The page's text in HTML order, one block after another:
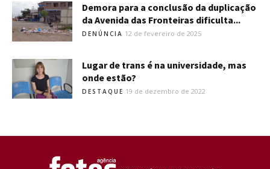
Demora para a conclusão da duplicação
da Avenida das Fronteiras dificulta...
DENÚNCIA 12 de fevereiro de 2025
Lugar de trans é na universidade, mas
onde estão?
DESTAQUE 19 de dezembro de 2022